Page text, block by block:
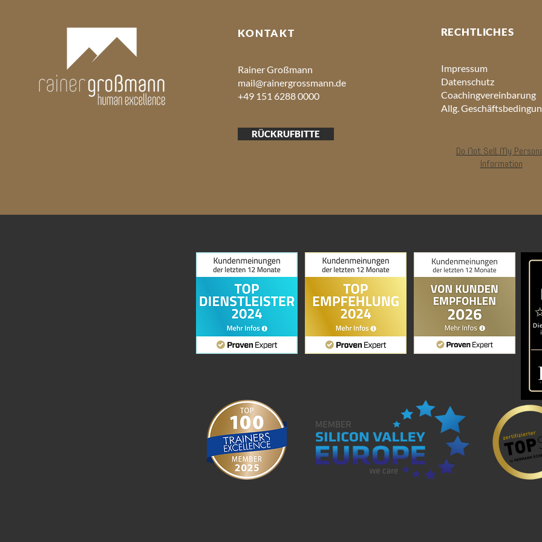
KONTAKT
Rainer Großmann
mail@rainergrossmann.de
+49 151 6288 0000
RÜCKRUFBITTE
RECHTLICHES
Impressum
Datenschutz
Coachingvereinbarung
Allg.
Do Not Sell My
Information